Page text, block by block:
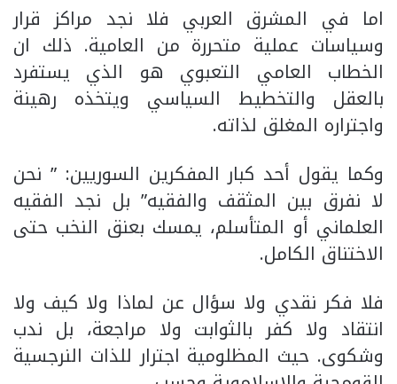
اما في المشرق العربي فلا نجد مراكز قرار
وسياسات عملية متحررة من العامية. ذلك ان
الخطاب العامي التعبوي هو الذي يستفرد
بالعقل والتخطيط السياسي ويتخذه رهينة
واجتراره المغلق لذاته.
وكما يقول أحد كبار المفكرين السوريين: ” نحن
لا نفرق بين المثقف والفقيه” بل نجد الفقيه
العلماني أو المتأسلم، يمسك بعنق النخب حتى
الاختناق الكامل.
فلا فكر نقدي ولا سؤال عن لماذا ولا كيف ولا
انتقاد ولا كفر بالثوابت ولا مراجعة، بل ندب
وشكوى. حيث المظلومية اجترار للذات النرجسية